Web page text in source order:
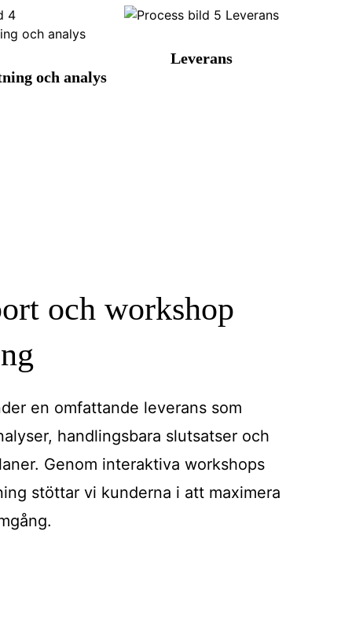
och analys
Leverans
och workshop
en omfattande leverans som
handlingsbara slutsatser och
Genom interaktiva workshops
stöttar vi kunderna i att maximera